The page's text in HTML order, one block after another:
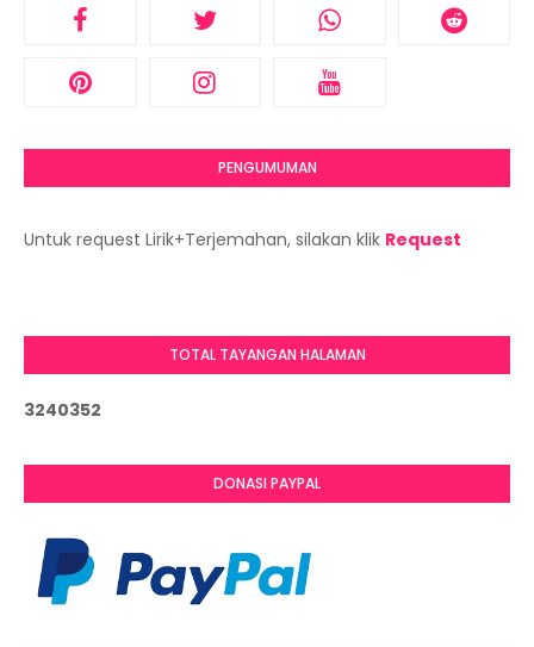
PENGUMUMAN
Untuk request Lirik+Terjemahan, silakan klik Request
TOTAL TAYANGAN HALAMAN
3240352
DONASI PAYPAL